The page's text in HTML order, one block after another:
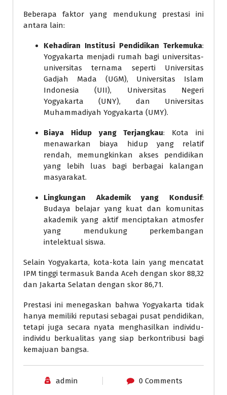
Beberapa faktor yang mendukung prestasi ini
antara lain:
Kehadiran Institusi Pendidikan Terkemuka:
Yogyakarta menjadi rumah bagi universitas-
universitas ternama seperti Universitas
Gadjah Mada (UGM), Universitas Islam
Indonesia (UII), Universitas Negeri
Yogyakarta (UNY), dan Universitas
Muhammadiyah Yogyakarta (UMY).
Biaya Hidup yang Terjangkau: Kota ini
menawarkan biaya hidup yang relatif
rendah, memungkinkan akses pendidikan
yang lebih luas bagi berbagai kalangan
masyarakat.
Lingkungan Akademik yang Kondusif:
Budaya belajar yang kuat dan komunitas
akademik yang aktif menciptakan atmosfer
yang mendukung perkembangan
intelektual siswa.
Selain Yogyakarta, kota-kota lain yang mencatat
IPM tinggi termasuk Banda Aceh dengan skor 88,32
dan Jakarta Selatan dengan skor 86,71.
Prestasi ini menegaskan bahwa Yogyakarta tidak
hanya memiliki reputasi sebagai pusat pendidikan,
tetapi juga secara nyata menghasilkan individu-
individu berkualitas yang siap berkontribusi bagi
kemajuan bangsa.
admin 0 Comments